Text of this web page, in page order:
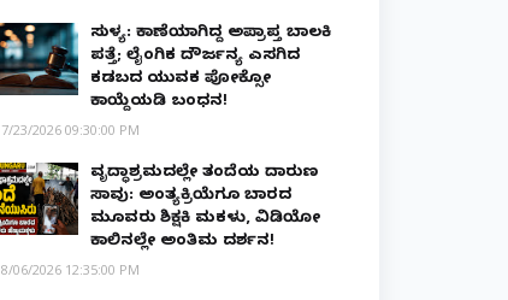
ಸುಳ್ಯ: ಕಾಣೆಯಾಗಿದ್ದ ಅಪ್ರಾಪ್ತ ಬಾಲಕಿ
ಪತ್ತೆ; ಲೈಂಗಿಕ ದೌರ್ಜನ್ಯ ಎಸಗಿದ
ಕಡಬದ ಯುವಕ ಪೋಕ್ಸೋ
ಕಾಯ್ದೆಯಡಿ ಬಂಧನ!
7/23/2026 09:30:00 PM
ವೃದ್ಧಾಶ್ರಮದಲ್ಲೇ ತಂದೆಯ ದಾರುಣ
ಸಾವು: ಅಂತ್ಯಕ್ರಿಯೆಗೂ ಬಾರದ
ಮೂವರು ಶಿಕ್ಷಕಿ ಮಕಳು, ವಿಡಿಯೋ
ಕಾಲಿನಲ್ಲೇ ಅಂತಿಮ ದರ್ಶನ!
8/06/2026 12:35:00 PM